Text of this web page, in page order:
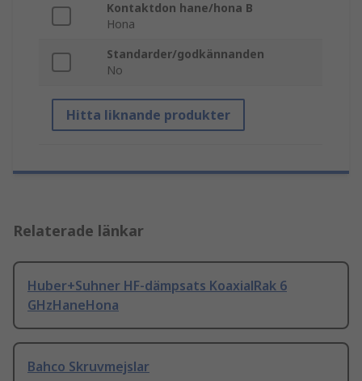
Kontaktdon hane/hona B
Hona
Standarder/godkännanden
No
Hitta liknande produkter
Relaterade länkar
Huber+Suhner HF-dämpsats KoaxialRak 6
GHzHaneHona
Bahco Skruvmejslar